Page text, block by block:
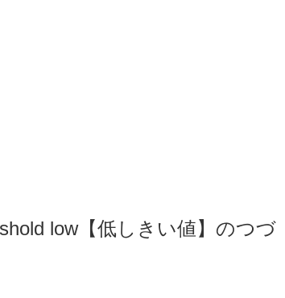
low【低しきい値】のつづ